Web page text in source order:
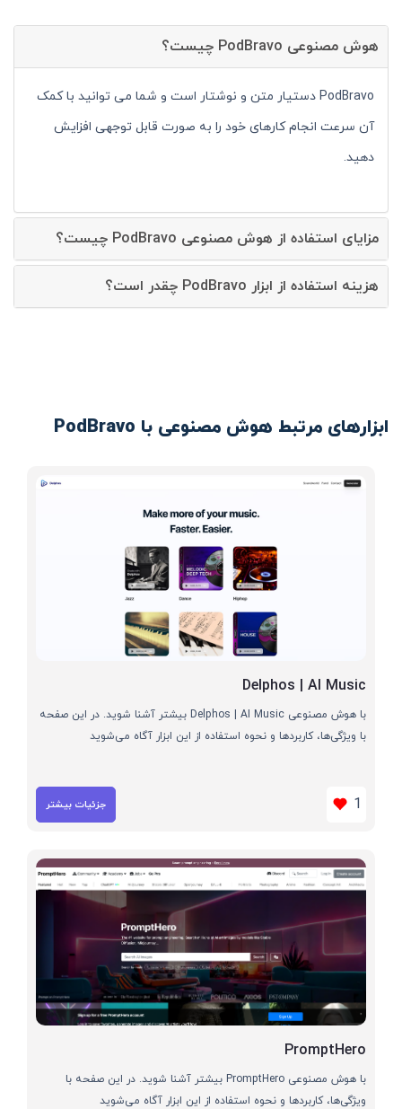
هوش مصنوعی PodBravo چیست؟
PodBravo دستیار متن و نوشتار است و شما می توانید با کمک
آن سرعت انجام کارهای خود را به صورت قابل توجهی افزایش
دهید.
مزایای استفاده از هوش مصنوعی PodBravo چیست؟
هزینه استفاده از ابزار PodBravo چقدر است؟
ابزارهای مرتبط هوش مصنوعی با PodBravo
Delphos | AI Music
با هوش مصنوعی Delphos | AI Music بیشتر آشنا شوید. در این صفحه
با ویژگی‌ها، کاربردها و نحوه استفاده از این ابزار آگاه می‌شوید
1 جزئیات بیشتر
PromptHero
با هوش مصنوعی PromptHero بیشتر آشنا شوید. در این صفحه با
ویژگی‌ها، کاربردها و نحوه استفاده از این ابزار آگاه می‌شوید